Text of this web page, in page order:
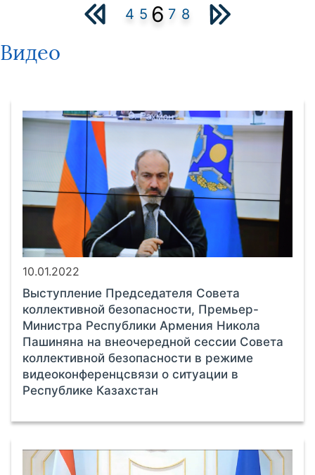
4 5 6 7 8
Видео
10.01.2022
Выступление Председателя Совета
коллективной безопасности, Премьер-
Министра Республики Армения Никола
Пашиняна на внеочередной сессии Совета
коллективной безопасности в режиме
видеоконференцсвязи о ситуации в
Республике Казахстан